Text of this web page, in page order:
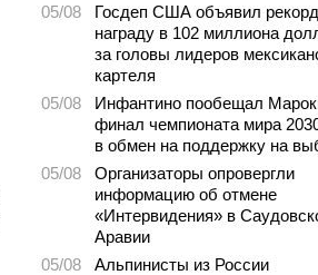
05/08
Госдеп США объявил
награду в 102 миллиона
за головы лидеров
картеля
05/08
Инфантино пообещал
финал чемпионата мира
в обмен на поддержку на
05/08
Организаторы опровергли
информацию об отмене
«Интервидения» в
Аравии
05/08
Альпинисты из России